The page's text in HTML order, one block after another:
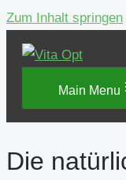
Zum Inhalt springen
Main Menu
Die